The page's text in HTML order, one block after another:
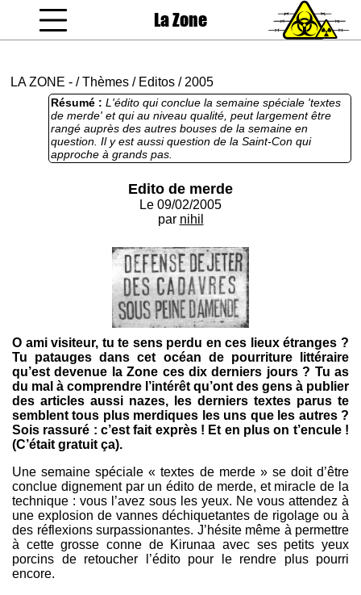
La Zone
LA ZONE - /Thèmes / Editos / 2005
Résumé : L'édito qui conclue la semaine spéciale 'textes
de merde' et qui au niveau qualité, peut largement être
rangé auprès des autres bouses de la semaine en
question. Il y est aussi question de la Saint-Con qui
approche à grands pas.
Edito de merde
Le 09/02/2005
par nihil
O ami visiteur, tu te sens perdu en ces lieux étranges ?
Tu patauges dans cet océan de pourriture littéraire
qu’est devenue la Zone ces dix derniers jours ? Tu as
du mal à comprendre l’intérêt qu’ont des gens à publier
des articles aussi nazes, les derniers textes parus te
semblent tous plus merdiques les uns que les autres ?
Sois rassuré : c’est fait exprès ! Et en plus on t’encule !
(C’était gratuit ça).
Une semaine spéciale « textes de merde » se doit d’être
conclue dignement par un édito de merde, et miracle de la
technique : vous l’avez sous les yeux. Ne vous attendez à
une explosion de vannes déchiquetantes de rigolage ou à
des réflexions surpassionantes. J’hésite même à permettre
à cette grosse conne de Kirunaa avec ses petits yeux
porcins de retoucher l’édito pour le rendre plus pourri
encore.